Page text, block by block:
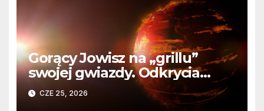
Gorący Jowisz na „grillu”
swojej gwiazdy. Odkrycia
Teleskopu Webba o HD
80606 b
CZE 25, 2026